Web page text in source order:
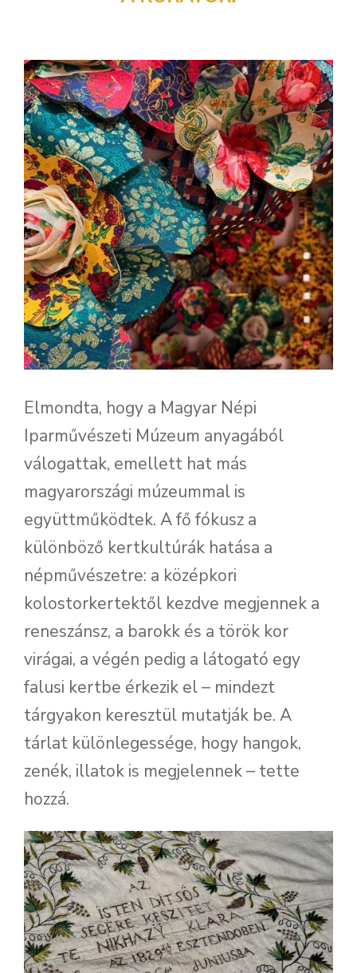
Elmondta, hogy a Magyar Népi
Iparművészeti Múzeum anyagából
válogattak, emellett hat más
magyarországi múzeummal is
együttműködtek. A fő fókusz a
különböző kertkultúrák hatása a
népművészetre: a középkori
kolostorkertektől kezdve megjennek a
reneszánsz, a barokk és a török kor
virágai, a végén pedig a látogató egy
falusi kertbe érkezik el – mindezt
tárgyakon keresztül mutatják be. A
tárlat különlegessége, hogy hangok,
zenék, illatok is megjelennek – tette
hozzá.